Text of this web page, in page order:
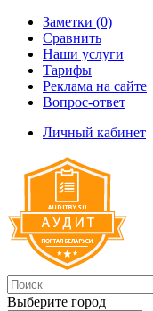
Заметки (0)
Сравнить
Наши услуги
Тарифы
Реклама на сайте
Вопрос-ответ
Личный кабинет
Выберите город